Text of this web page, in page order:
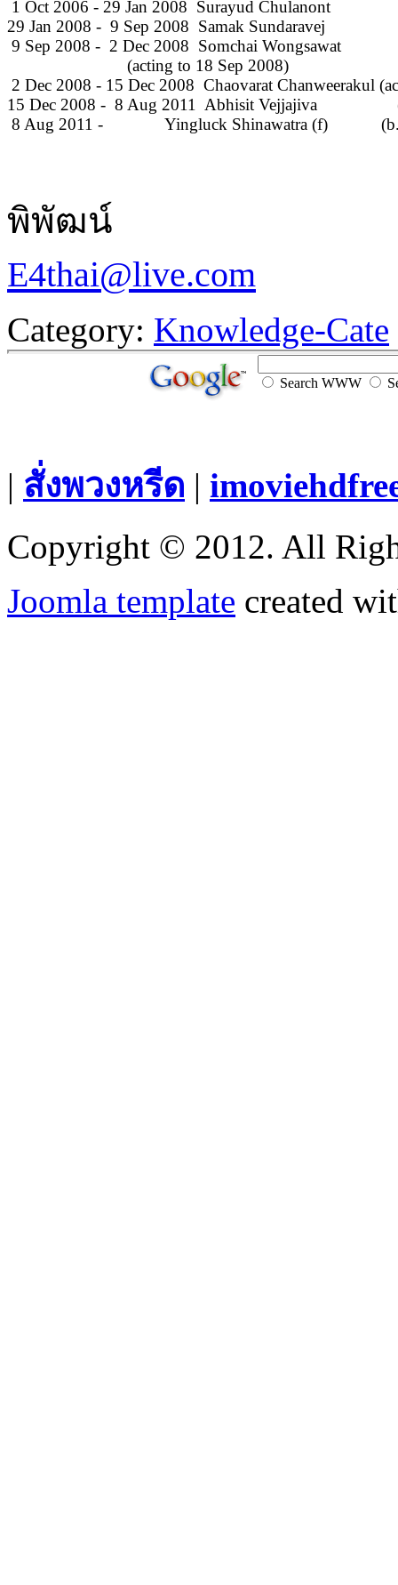
1 Oct 2006 - 29 Jan 2008  Surayud Chulanont
29 Jan 2008 -  9 Sep 2008  Samak Sundaravej
9 Sep 2008 -  2 Dec 2008  Somchai Wongsawat
                           (acting to 18 Sep 2008)
2 Dec 2008 - 15 Dec 2008  Chaovarat Chanweerakul
15 Dec 2008 -  8 Aug 2011  Abhisit Vejjajiva
8 Aug 2011 -              Yingluck Shinawatra (f)
พิพัฒน์
E4thai@live.com
Category: Knowledge-Cate
Search WWW
| สั่งพวงหรีด |
Copyright © 2012. All
Joomla template created